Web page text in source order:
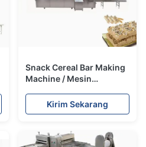
Snack Cereal Bar Making
Machine / Mesin
terus menerus dan
otomatis
Kirim Sekarang